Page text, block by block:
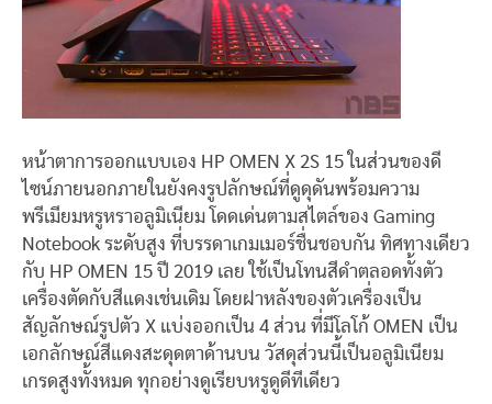
หน้าตาการออกแบบเอง HP OMEN X 2S 15 ในส่วนของดี
ไซน์ภายนอกภายในยังคงรูปลักษณ์ที่ดูดุดันพร้อมความ
พรีเมียมหรูหราอลูมิเนียม โดดเด่นตามสไตล์ของ Gaming
Notebook ระดับสูง ที่บรรดาเกมเมอร์ชื่นชอบกัน ทิศทางเดียว
กับ HP OMEN 15 ปี 2019 เลย ใช้เป็นโทนสีดำตลอดทั้งตัว
เครื่องตัดกับสีแดงเช่นเดิม โดยฝาหลังของตัวเครื่องเป็น
สัญลักษณ์รูปตัว X แบ่งออกเป็น 4 ส่วน ที่มีโลโก้ OMEN เป็น
เอกลักษณ์สีแดงสะดุดตาด้านบน วัสดุส่วนนี้เป็นอลูมิเนียม
เกรดสูงทั้งหมด ทุกอย่างดูเรียบหรูดูดีทีเดียว